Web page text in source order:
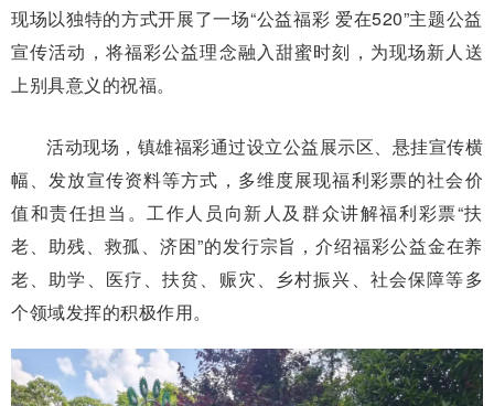
现场以独特的方式开展了一场“公益福彩 爱在520”主题公益
宣传活动，将福彩公益理念融入甜蜜时刻，为现场新人送
上别具意义的祝福。
活动现场，镇雄福彩通过设立公益展示区、悬挂宣传横
幅、发放宣传资料等方式，多维度展现福利彩票的社会价
值和责任担当。工作人员向新人及群众讲解福利彩票“扶
老、助残、救孤、济困”的发行宗旨，介绍福彩公益金在养
老、助学、医疗、扶贫、赈灾、乡村振兴、社会保障等多
个领域发挥的积极作用。